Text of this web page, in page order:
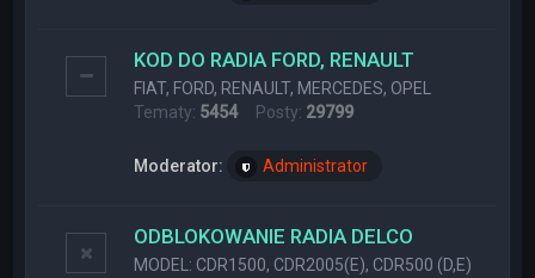
KOD DO RADIA FORD, RENAULT
FIAT, FORD, RENAULT, MERCEDES, OPEL
Tematy: 5454Posty: 29799
Moderator: Administrator
ODBLOKOWANIE RADIA DELCO
MODEL: CDR1500, CDR2005(E), CDR500 (D,E)